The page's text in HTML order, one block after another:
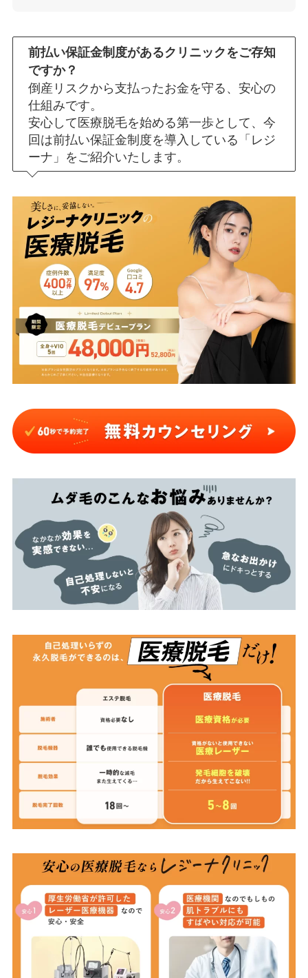
前払い保証金制度があるクリニックをご存知
ですか？
倒産リスクから支払ったお金を守る、安心の
仕組みです。
安心して医療脱毛を始める第一歩として、今
回は前払い保証金制度を導入している「レジ
ーナ」をご紹介いたします。